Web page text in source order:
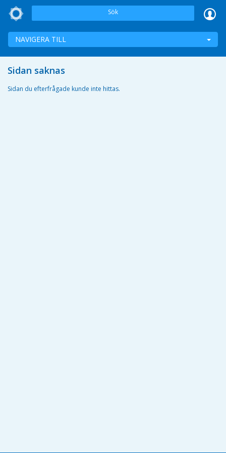
Sök
NAVIGERA TILL
Sidan saknas
Sidan du efterfrågade kunde inte hittas.